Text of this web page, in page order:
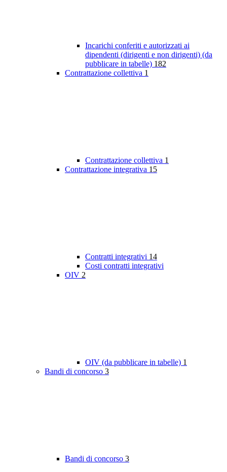
Incarichi conferiti e autorizzati ai
dipendenti (dirigenti e non dirigenti) (da
pubblicare in tabelle) 182
Contrattazione collettiva 1
Contrattazione collettiva 1
Contrattazione integrativa 15
Contratti integrativi 14
Costi contratti integrativi
OIV 2
OIV (da pubblicare in tabelle) 1
Bandi di concorso 3
Bandi di concorso 3